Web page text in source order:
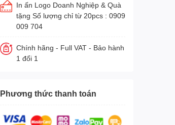
In ấn Logo Doanh Nghiệp & Quà
tặng Số lượng chỉ từ 20pcs : 0909
009 704
Chính hãng - Full VAT - Bảo hành
1 đổi 1
Phương thức thanh toán